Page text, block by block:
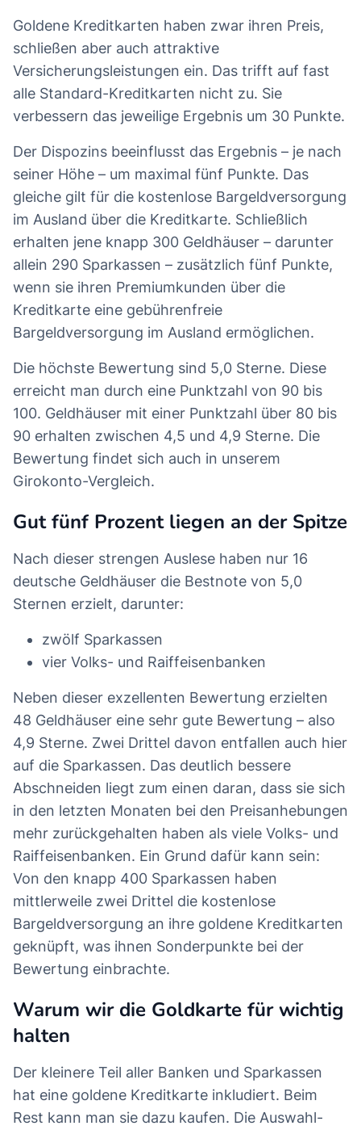
Goldene Kreditkarten haben zwar ihren Preis,
schließen aber auch attraktive
Versicherungsleistungen ein. Das trifft auf fast
alle Standard-Kreditkarten nicht zu. Sie
verbessern das jeweilige Ergebnis um 30 Punkte.
Der Dispozins beeinflusst das Ergebnis – je nach
seiner Höhe – um maximal fünf Punkte. Das
gleiche gilt für die kostenlose Bargeldversorgung
im Ausland über die Kreditkarte. Schließlich
erhalten jene knapp 300 Geldhäuser – darunter
allein 290 Sparkassen – zusätzlich fünf Punkte,
wenn sie ihren Premiumkunden über die
Kreditkarte eine gebührenfreie
Bargeldversorgung im Ausland ermöglichen.
Die höchste Bewertung sind 5,0 Sterne. Diese
erreicht man durch eine Punktzahl von 90 bis
100. Geldhäuser mit einer Punktzahl über 80 bis
90 erhalten zwischen 4,5 und 4,9 Sterne. Die
Bewertung findet sich auch in unserem
Girokonto-Vergleich.
Gut fünf Prozent liegen an der Spitze
Nach dieser strengen Auslese haben nur 16
deutsche Geldhäuser die Bestnote von 5,0
Sternen erzielt, darunter:
zwölf Sparkassen
vier Volks- und Raiffeisenbanken
Neben dieser exzellenten Bewertung erzielten
48 Geldhäuser eine sehr gute Bewertung – also
4,9 Sterne. Zwei Drittel davon entfallen auch hier
auf die Sparkassen. Das deutlich bessere
Abschneiden liegt zum einen daran, dass sie sich
in den letzten Monaten bei den Preisanhebungen
mehr zurückgehalten haben als viele Volks- und
Raiffeisenbanken. Ein Grund dafür kann sein:
Von den knapp 400 Sparkassen haben
mittlerweile zwei Drittel die kostenlose
Bargeldversorgung an ihre goldene Kreditkarten
geknüpft, was ihnen Sonderpunkte bei der
Bewertung einbrachte.
Warum wir die Goldkarte für wichtig
halten
Der kleinere Teil aller Banken und Sparkassen
hat eine goldene Kreditkarte inkludiert. Beim
Rest kann man sie dazu kaufen. Die Auswahl-